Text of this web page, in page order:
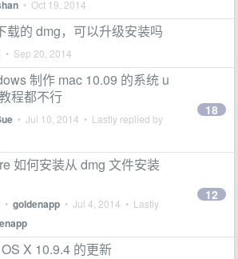
• Oct 19, 2014
载的 dmg，可以升级安装吗
• Sep 20, 2014
制作 mac 10.09 的系统 u
程都不行
• Jul 10, 2014 • Lastly replied by
18
如何安装从 dmg 文件安装
• goldenapp • Jul 4, 2014 • Lastly
12
X 10.9.4 的更新